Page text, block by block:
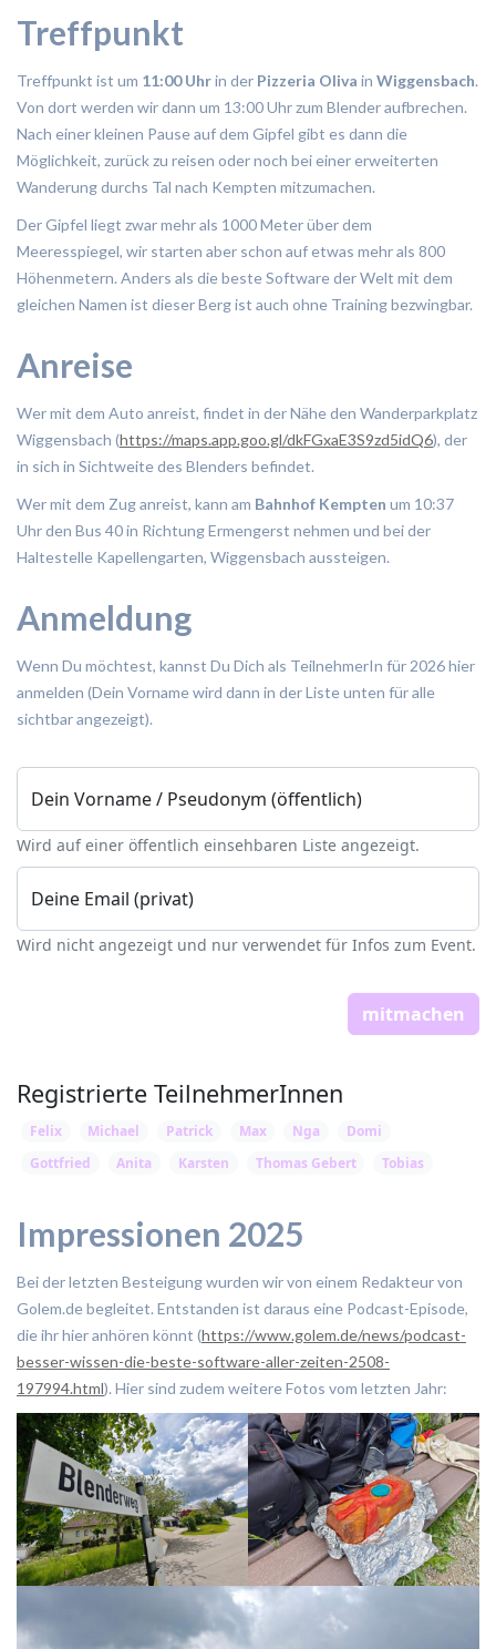
Treffpunkt
Treffpunkt ist um 11:00 Uhrin der Pizzeria Oliva in Wiggensbach.
Von dort werden wir dann um 13:00 Uhr zum Blender aufbrechen.
Nach einer kleinen Pause auf dem Gipfel gibt es dann die
Möglichkeit, zurück zu reisen oder noch bei einer erweiterten
Wanderung durchs Tal nach Kempten mitzumachen.
Der Gipfel liegt zwar mehr als 1000 Meter über dem
Meeresspiegel, wir starten aber schon auf etwas mehr als 800
Höhenmetern. Anders als die beste Software der Welt mit dem
gleichen Namen ist dieser Berg ist auch ohne Training bezwingbar.
Anreise
Wer mit dem Auto anreist, findet in der Nähe den Wanderparkplatz
Wiggensbach (https://maps.app.goo.gl/dkFGxaE3S9zd5idQ6), der
in sich in Sichtweite des Blenders befindet.
Wer mit dem Zug anreist, kann am Bahnhof Kempten um 10:37
Uhr den Bus 40 in Richtung Ermengerst nehmen und bei der
Haltestelle Kapellengarten, Wiggensbach aussteigen.
Anmeldung
Wenn Du möchtest, kannst Du Dich als TeilnehmerIn für 2026 hier
anmelden (Dein Vorname wird dann in der Liste unten für alle
sichtbar angezeigt).
Impressionen 2025
Bei der letzten Besteigung wurden wir von einem Redakteur von
Golem.de begleitet. Entstanden ist daraus eine Podcast-Episode,
die ihr hier anhören könnt (https://www.golem.de/news/podcast-
besser-wissen-die-beste-software-aller-zeiten-2508-
197994.html). Hier sind zudem weitere Fotos vom letzten Jahr: